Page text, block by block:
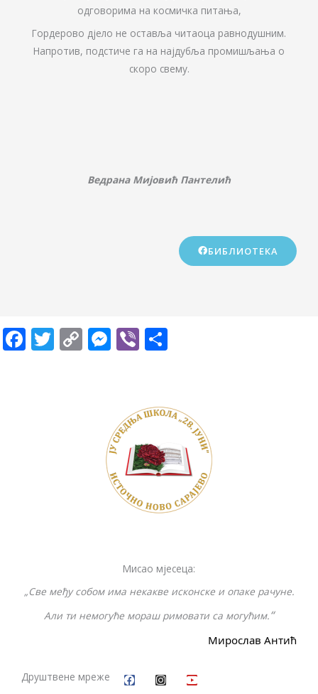
одговорима на космичка питања,
Гордерово дјело не оставља читаоца равнодушним.
Напротив, подстиче га на најдубља промишљања о
скоро свему.
Ведрана Мијовић Пантелић
БИБЛИОТЕКА
F T C M
n
g
er
Vi
e
Мисао мјесеца:
„Све међу собом има некакве исконске и опаке рачуне.
Али ти немогуће мораш римовати са могућим.“
Мирослав Антић
Друштвене мреже c
e
s
t
u
t